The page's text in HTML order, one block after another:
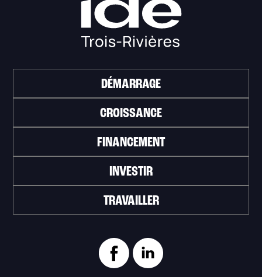
DÉMARRAGE
CROISSANCE
FINANCEMENT
INVESTIR
TRAVAILLER